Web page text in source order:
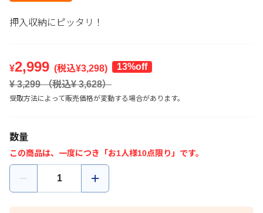
押入収納にピッタリ！
¥2,999 (税込¥3,298)
13%off
¥ 3,299（税込¥3,628）
受取方法によって販売価格が変動する場合があります。
数量
この商品は、一度につき「お1人様10点限り」です。